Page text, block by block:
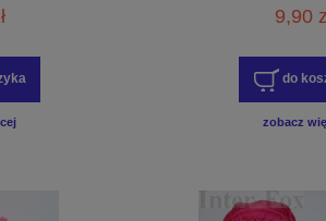
9,90
do
zobacz